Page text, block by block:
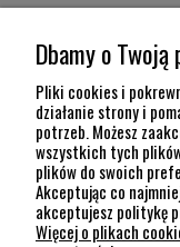
KONTAKT
12 307 26 20
Dbamy o
Pliki cookies i
działanie strony i
potrzeb. Możesz
wszystkich tych
plików do swoich
Akceptując co
akceptujesz politykę
Więcej o plikach